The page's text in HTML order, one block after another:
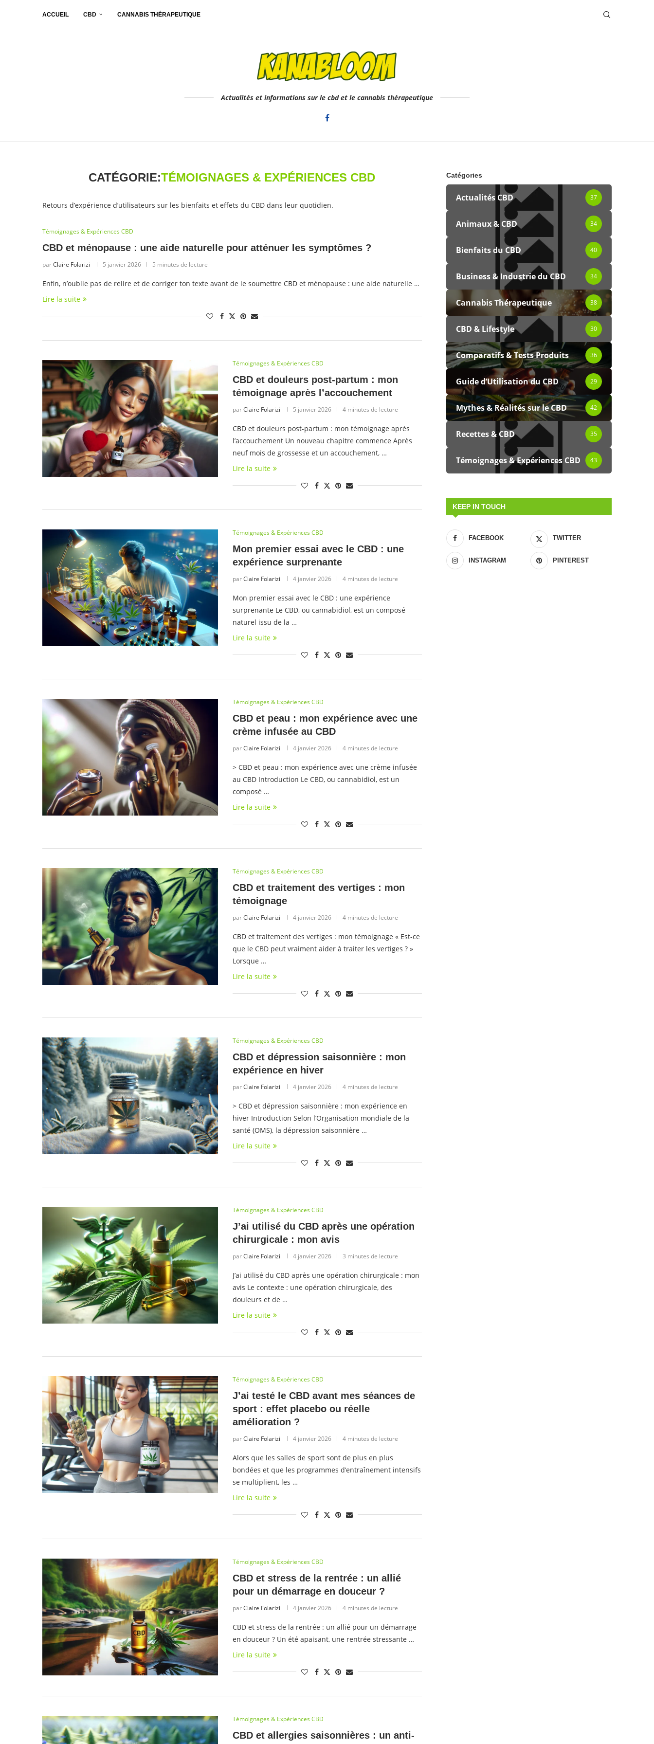
ACCUEIL CBD CANNABIS THÉRAPEUTIQUE
Actualités et informations sur le cbd et le cannabis thérapeutique
CATÉGORIE:TÉMOIGNAGES & EXPÉRIENCES CBD
Retours d’expérience d’utilisateurs sur les bienfaits et effets du CBD dans leur quotidien.
Témoignages & Expériences CBD
CBD et ménopause : une aide naturelle pour atténuer les symptômes ?
parClaire Folarizi 5 janvier 2026 5 minutes de lecture
Enfin, n’oublie pas de relire et de corriger ton texte avant de le soumettre CBD et ménopause : une aide naturelle …
Lire la suite
Témoignages & Expériences CBD
CBD et douleurs post-partum : mon
témoignage après l’accouchement
parClaire Folarizi 5 janvier 2026 4 minutes de lecture
CBD et douleurs post-partum : mon témoignage après
l’accouchement Un nouveau chapitre commence Après
neuf mois de grossesse et un accouchement, …
Lire la suite
Témoignages & Expériences CBD
Mon premier essai avec le CBD : une
expérience surprenante
parClaire Folarizi 4 janvier 2026 4 minutes de lecture
Mon premier essai avec le CBD : une expérience
surprenante Le CBD, ou cannabidiol, est un composé
naturel issu de la …
Lire la suite
Témoignages & Expériences CBD
CBD et peau : mon expérience avec une
crème infusée au CBD
parClaire Folarizi 4 janvier 2026 4 minutes de lecture
> CBD et peau : mon expérience avec une crème infusée
au CBD Introduction Le CBD, ou cannabidiol, est un
composé …
Lire la suite
Témoignages & Expériences CBD
CBD et traitement des vertiges : mon
témoignage
parClaire Folarizi 4 janvier 2026 4 minutes de lecture
CBD et traitement des vertiges : mon témoignage « Est-ce
que le CBD peut vraiment aider à traiter les vertiges ? »
Lorsque …
Lire la suite
Témoignages & Expériences CBD
CBD et dépression saisonnière : mon
expérience en hiver
parClaire Folarizi 4 janvier 2026 4 minutes de lecture
> CBD et dépression saisonnière : mon expérience en
hiver Introduction Selon l’Organisation mondiale de la
santé (OMS), la dépression saisonnière …
Lire la suite
Témoignages & Expériences CBD
J’ai utilisé du CBD après une opération
chirurgicale : mon avis
parClaire Folarizi 4 janvier 2026 3 minutes de lecture
J’ai utilisé du CBD après une opération chirurgicale : mon
avis Le contexte : une opération chirurgicale, des
douleurs et de …
Lire la suite
Témoignages & Expériences CBD
J’ai testé le CBD avant mes séances de
sport : effet placebo ou réelle
amélioration ?
parClaire Folarizi 4 janvier 2026 4 minutes de lecture
Alors que les salles de sport sont de plus en plus
bondées et que les programmes d’entraînement intensifs
se multiplient, les …
Lire la suite
Témoignages & Expériences CBD
CBD et stress de la rentrée : un allié
pour un démarrage en douceur ?
parClaire Folarizi 4 janvier 2026 4 minutes de lecture
CBD et stress de la rentrée : un allié pour un démarrage
en douceur ? Un été apaisant, une rentrée stressante …
Lire la suite
Témoignages & Expériences CBD
CBD et allergies saisonnières : un anti-
Catégories
Actualités CBD 37
Animaux & CBD 34
Bienfaits du CBD 40
Business & Industrie du CBD 34
Cannabis Thérapeutique 38
CBD & Lifestyle 30
Comparatifs & Tests Produits 36
Guide d’Utilisation du CBD 29
Mythes & Réalités sur le CBD 42
Recettes & CBD 35
Témoignages & Expériences CBD 43
KEEP IN TOUCH
FACEBOOK TWITTER
INSTAGRAM PINTEREST